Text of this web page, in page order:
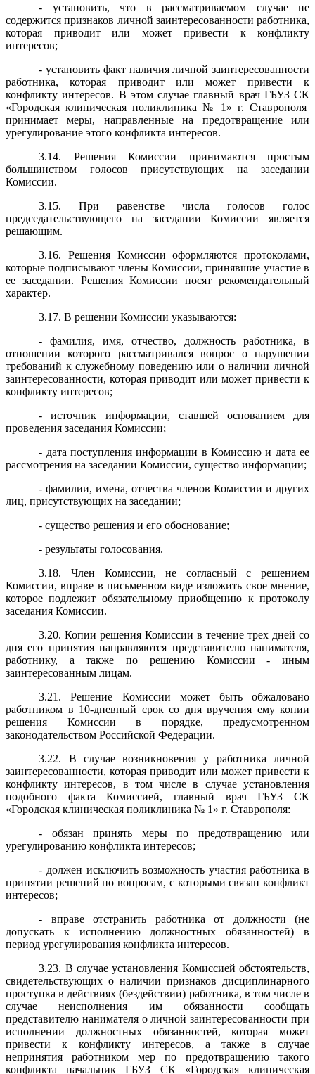
- установить, что в рассматриваемом случае не
содержится признаков личной заинтересованности работника,
которая приводит или может привести к конфликту
интересов;
- установить факт наличия личной заинтересованности
работника, которая приводит или может привести к
конфликту интересов. В этом случае главный врач ГБУЗ СК
«Городская клиническая поликлиника № 1» г. Ставрополя
принимает меры, направленные на предотвращение или
урегулирование этого конфликта интересов.
3.14. Решения Комиссии принимаются простым
большинством голосов присутствующих на заседании
Комиссии.
3.15. При равенстве числа голосов голос
председательствующего на заседании Комиссии является
решающим.
3.16. Решения Комиссии оформляются протоколами,
которые подписывают члены Комиссии, принявшие участие в
ее заседании. Решения Комиссии носят рекомендательный
характер.
3.17. В решении Комиссии указываются:
- фамилия, имя, отчество, должность работника, в
отношении которого рассматривался вопрос о нарушении
требований к служебному поведению или о наличии личной
заинтересованности, которая приводит или может привести к
конфликту интересов;
- источник информации, ставшей основанием для
проведения заседания Комиссии;
- дата поступления информации в Комиссию и дата ее
рассмотрения на заседании Комиссии, существо информации;
- фамилии, имена, отчества членов Комиссии и других
лиц, присутствующих на заседании;
- существо решения и его обоснование;
- результаты голосования.
3.18. Член Комиссии, не согласный с решением
Комиссии, вправе в письменном виде изложить свое мнение,
которое подлежит обязательному приобщению к протоколу
заседания Комиссии.
3.20. Копии решения Комиссии в течение трех дней со
дня его принятия направляются представителю нанимателя,
работнику, а также по решению Комиссии - иным
заинтересованным лицам.
3.21. Решение Комиссии может быть обжаловано
работником в 10-дневный срок со дня вручения ему копии
решения Комиссии в порядке, предусмотренном
законодательством Российской Федерации.
3.22. В случае возникновения у работника личной
заинтересованности, которая приводит или может привести к
конфликту интересов, в том числе в случае установления
подобного факта Комиссией, главный врач ГБУЗ СК
«Городская клиническая поликлиника № 1» г. Ставрополя:
- обязан принять меры по предотвращению или
урегулированию конфликта интересов;
- должен исключить возможность участия работника в
принятии решений по вопросам, с которыми связан конфликт
интересов;
- вправе отстранить работника от должности (не
допускать к исполнению должностных обязанностей) в
период урегулирования конфликта интересов.
3.23. В случае установления Комиссией обстоятельств,
свидетельствующих о наличии признаков дисциплинарного
проступка в действиях (бездействии) работника, в том числе в
случае неисполнения им обязанности сообщать
представителю нанимателя о личной заинтересованности при
исполнении должностных обязанностей, которая может
привести к конфликту интересов, а также в случае
непринятия работником мер по предотвращению такого
конфликта начальник ГБУЗ СК «Городская клиническая